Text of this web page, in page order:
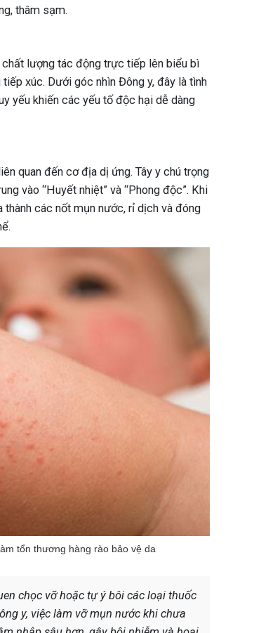
thâm sạm.
lượng tác động trực tiếp lên biểu bì
xúc. Dưới góc nhìn Đông y, đây là tình
yếu khiến các yếu tố độc hại dễ dàng
quan đến cơ địa dị ứng. Tây y chú trọng
vào “Huyết nhiệt” và “Phong độc”. Khi
các nốt mụn nước, rỉ dịch và đóng
tổn thương hàng rào bảo vệ da
chọc vỡ hoặc tự ý bôi các loại thuốc
y, việc làm vỡ mụn nước khi chưa